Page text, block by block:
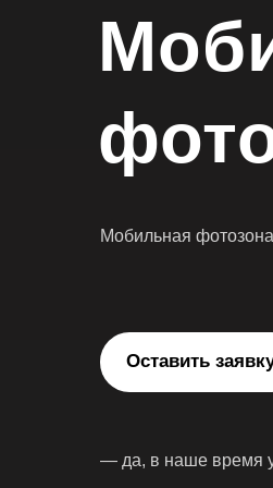
Оставить
Мобильная
— да, в наше время